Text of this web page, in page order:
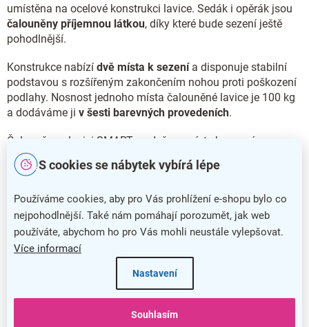
S cookies se nábytek vybírá lépe
Používáme cookies, aby pro Vás prohlížení e-shopu bylo co
nejpohodlnější. Také nám pomáhají porozumět, jak web
používáte, abychom ho pro Vás mohli neustále vylepšovat.
Více informací
Nastavení
Souhlasím
umístěna na ocelové konstrukci lavice. Sedák i opěrák jsou
čalouněny příjemnou látkou, díky které bude sezení ještě
pohodlnější.
Konstrukce nabízí dvě místa k sezenía disponuje stabilní
podstavou s rozšířeným zakončením nohou proti poškození
podlahy. Nosnost jednoho místa čalouněné lavice je 100 kg
a dodáváme ji v šesti barevných provedeních.
Čalouněnou lavici SMART se dvěma místy k sezení
dodáváme také
Čalouněná lavice SMART nabízí široké spektrum využití
Stabilní konstrukce poskytuje dvě místa k sezení
Pohodlí a příjemný vzhled zajistí čalounění látkou
Nosnost jednoho místa je 100 kg
Doplňkové parametry